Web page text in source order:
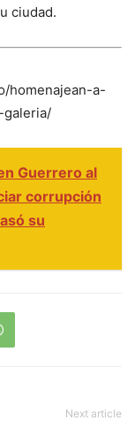
ciudad.
homenajean-a-
Guerrero al
corrupción
su
Next article